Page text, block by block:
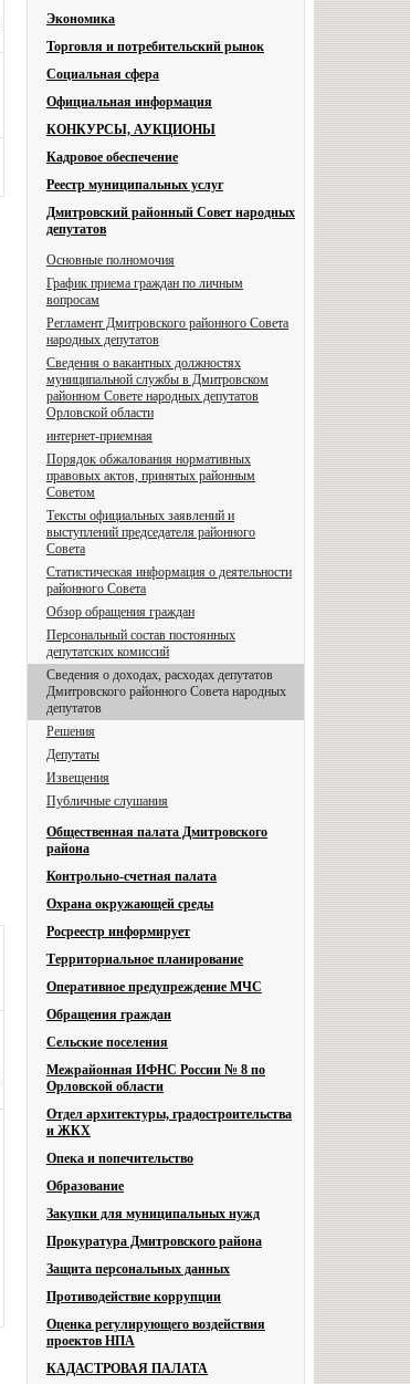
Экономика
Торговля и потребительский рынок
Социальная сфера
Официальная информация
КОНКУРСЫ, АУКЦИОНЫ
Кадровое обеспечение
Реестр муниципальных услуг
Дмитровский районный Совет народных
депутатов
Основные полномочия
График приема граждан по личным
вопросам
Регламент Дмитровского районного Совета
народных депутатов
Сведения о вакантных должностях
муниципальной службы в Дмитровском
районном Совете народных депутатов
Орловской области
интернет-приемная
Порядок обжалования нормативных
правовых актов, принятых районным
Советом
Тексты официальных заявлений и
выступлений председателя районного
Совета
Статистическая информация о деятельности
районного Совета
Обзор обращения граждан
Персональный состав постоянных
депутатских комиссий
Сведения о доходах, расходах депутатов
Дмитровского районного Совета народных
депутатов
Решения
Депутаты
Извещения
Публичные слушания
Общественная палата Дмитровского
района
Контрольно-счетная палата
Охрана окружающей среды
Росреестр информирует
Территориальное планирование
Оперативное предупреждение МЧС
Обращения граждан
Сельские поселения
Межрайонная ИФНС России № 8 по
Орловской области
Отдел архитектуры, градостроительства
и ЖКХ
Опека и попечительство
Образование
Закупки для муниципальных нужд
Прокуратура Дмитровского района
Защита персональных данных
Противодействие коррупции
Оценка регулирующего воздействия
проектов НПА
КАДАСТРОВАЯ ПАЛАТА